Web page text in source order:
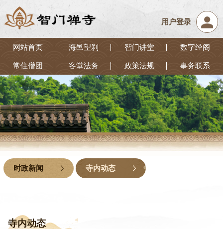
用户登录
网站首页 海邑望刹 智门讲堂 数字经阁
常住僧团 客堂法务 政策法规 事务联系
时政新闻 寺内动态
寺内动态